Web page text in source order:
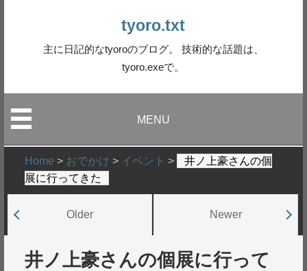
tyoro.txt
主に日記的なtyoroのブログ。 技術的な話題は、
tyoro.exeで。
MENU
Home > おでかけ > イベント >
井ノ上豪さんの個
展に行ってきた
Older Newer
井ノ上豪さんの個展に行って